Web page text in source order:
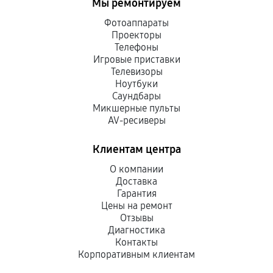
Мы ремонтируем
Фотоаппараты
Проекторы
Телефоны
Игровые приставки
Телевизоры
Ноутбуки
Саундбары
Микшерные пульты
AV-ресиверы
Клиентам центра
О компании
Доставка
Гарантия
Цены на ремонт
Отзывы
Диагностика
Контакты
Корпоративным клиентам